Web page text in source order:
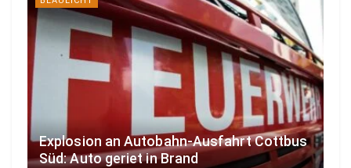
Explosion an Autobahn-Ausfahrt Cottbus
Süd: Auto geriet in Brand